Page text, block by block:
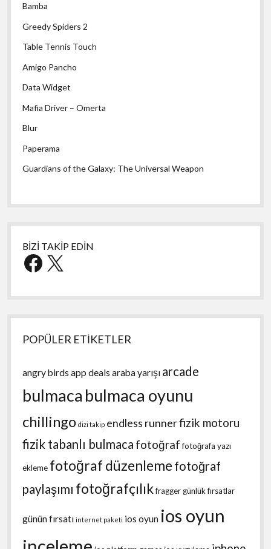
Bamba
Greedy Spiders 2
Table Tennis Touch
Amigo Pancho
Data Widget
Mafia Driver – Omerta
Blur
Paperama
Guardians of the Galaxy: The Universal Weapon
BİZİ TAKİP EDİN
Facebook
X
POPÜLER ETİKETLER
angry birds app deals araba yarışı arcade
bulmaca bulmaca oyunu
chillingo dizi takip endless runnerfizik motoru
fizik tabanlı bulmaca fotoğraf fotoğrafa yazı
ekleme fotoğraf düzenleme fotoğraf
paylaşımı fotoğrafçılıkfraggergünlük fırsatlar
günün fırsatı internet paketi ios oyun ios oyun